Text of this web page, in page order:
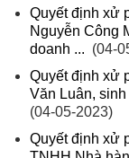
Quyết định xử
Nguyễn Công
doanh ... (04-
Quyết định xử
Văn Luân,
(04-05-2023)
Quyết định xử